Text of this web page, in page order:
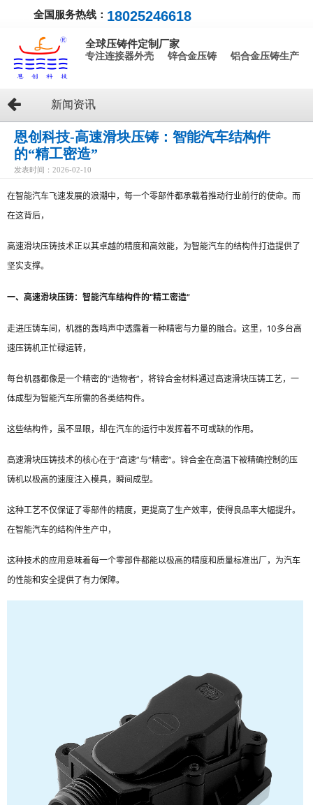
全国服务热线： 18025246618
全球压铸件定制厂家
专注连接器外壳 锌合金压铸 铝合金压铸生产
新闻资讯
恩创科技-高速滑块压铸：智能汽车结构件
的“精工密造”
发表时间：2026-02-10
在智能汽车飞速发展的浪潮中，每一个零部件都承载着推动行业前行的使命。而
在这背后，
高速滑块压铸技术正以其卓越的精度和高效能，为智能汽车的结构件打造提供了
坚实支撑。
一、高速滑块压铸：智能汽车结构件的“精工密造”
走进压铸车间，机器的轰鸣声中透露着一种精密与力量的融合。这里，10多台高
速压铸机正忙碌运转，
每台机器都像是一个精密的“造物者”，将锌合金材料通过高速滑块压铸工艺，一
体成型为智能汽车所需的各类结构件。
这些结构件，虽不显眼，却在汽车的运行中发挥着不可或缺的作用。
高速滑块压铸技术的核心在于“高速”与“精密”。锌合金在高温下被精确控制的压
铸机以极高的速度注入模具，瞬间成型。
这种工艺不仅保证了零部件的精度，更提高了生产效率，使得良品率大幅提升。
在智能汽车的结构件生产中，
这种技术的应用意味着每一个零部件都能以极高的精度和质量标准出厂，为汽车
的性能和安全提供了有力保障。